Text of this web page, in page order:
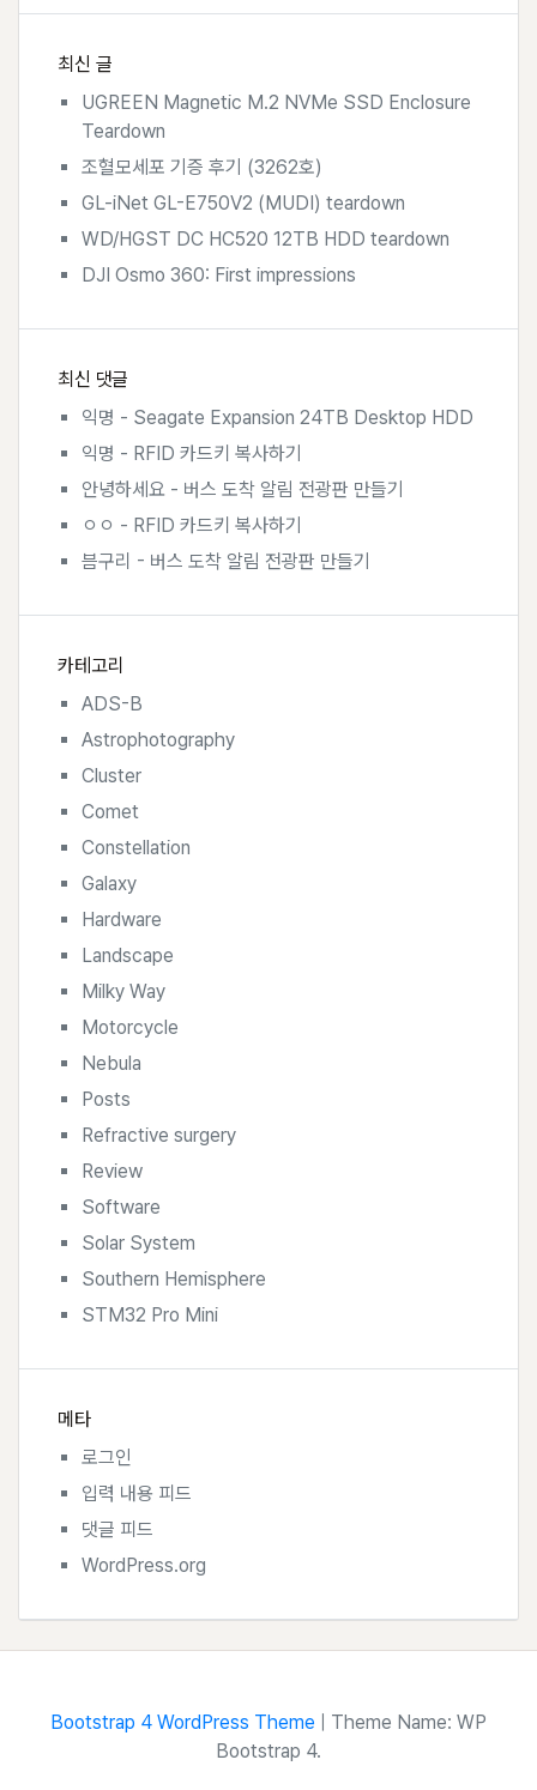
최신 글
UGREEN Magnetic M.2 NVMe SSD Enclosure
Teardown
조혈모세포 기증 후기 (3262호)
GL-iNet GL-E750V2 (MUDI) teardown
WD/HGST DC HC520 12TB HDD teardown
DJI Osmo 360: First impressions
최신 댓글
익명 - Seagate Expansion 24TB Desktop HDD
익명 - RFID 카드키 복사하기
안녕하세요 - 버스 도착 알림 전광판 만들기
ㅇㅇ - RFID 카드키 복사하기
븜구리 - 버스 도착 알림 전광판 만들기
카테고리
ADS-B
Astrophotography
Cluster
Comet
Constellation
Galaxy
Hardware
Landscape
Milky Way
Motorcycle
Nebula
Posts
Refractive surgery
Review
Software
Solar System
Southern Hemisphere
STM32 Pro Mini
메타
로그인
입력 내용 피드
댓글 피드
WordPress.org
Bootstrap 4 WordPress Theme
Theme Name: WP
Bootstrap 4.